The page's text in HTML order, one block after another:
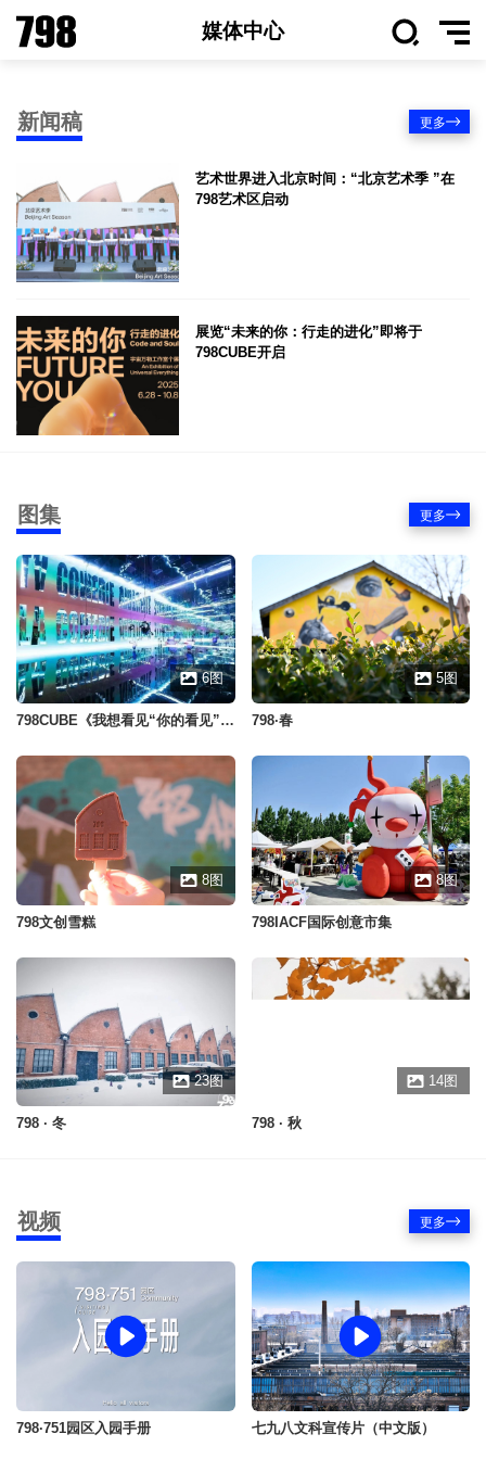
媒体中心
新闻稿 更多
艺术世界进入北京时间：“北京艺术季 ”在
798艺术区启动
展览“未来的你：行走的进化”即将于
798CUBE开启
图集 更多
6图
798CUBE《我想看见“你的看见”你的看见》
5图
798·春
8图
798文创雪糕
8图
798IACF国际创意市集
23图
798 · 冬
14图
798 · 秋
视频 更多
798·751园区入园手册 七九八文科宣传片（中文版）